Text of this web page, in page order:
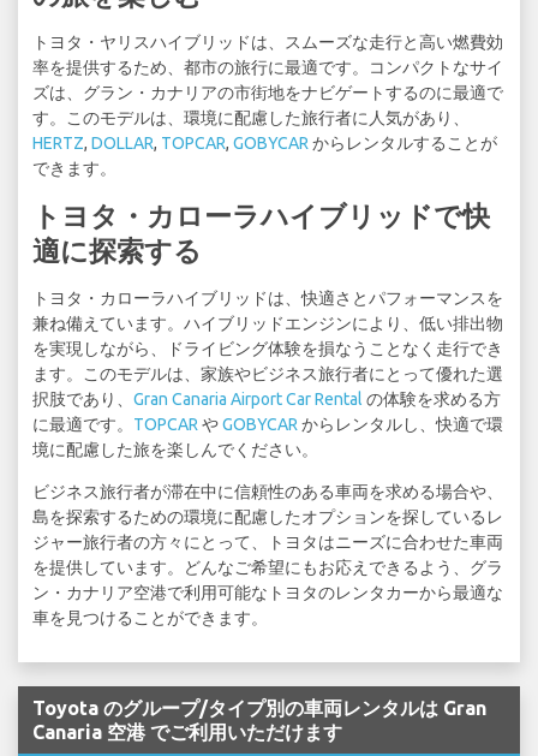
トヨタ・ヤリスハイブリッドは、スムーズな走行と高い燃費効
率を提供するため、都市の旅行に最適です。コンパクトなサイ
ズは、グラン・カナリアの市街地をナビゲートするのに最適で
す。このモデルは、環境に配慮した旅行者に人気があり、
HERTZ, DOLLAR, TOPCAR, GOBYCAR からレンタルすることが
できます。
トヨタ・カローラハイブリッドで快
適に探索する
トヨタ・カローラハイブリッドは、快適さとパフォーマンスを
兼ね備えています。ハイブリッドエンジンにより、低い排出物
を実現しながら、ドライビング体験を損なうことなく走行でき
ます。このモデルは、家族やビジネス旅行者にとって優れた選
択肢であり、 Gran Canaria Airport Car Rental の体験を求める方
に最適です。 TOPCAR やGOBYCAR からレンタルし、快適で環
境に配慮した旅を楽しんでください。
ビジネス旅行者が滞在中に信頼性のある車両を求める場合や、
島を探索するための環境に配慮したオプションを探しているレ
ジャー旅行者の方々にとって、トヨタはニーズに合わせた車両
を提供しています。どんなご希望にもお応えできるよう、グラ
ン・カナリア空港で利用可能なトヨタのレンタカーから最適な
車を見つけることができます。
Toyota のグループ/タイプ別の車両レンタルは Gran
Canaria 空港 でご利用いただけます